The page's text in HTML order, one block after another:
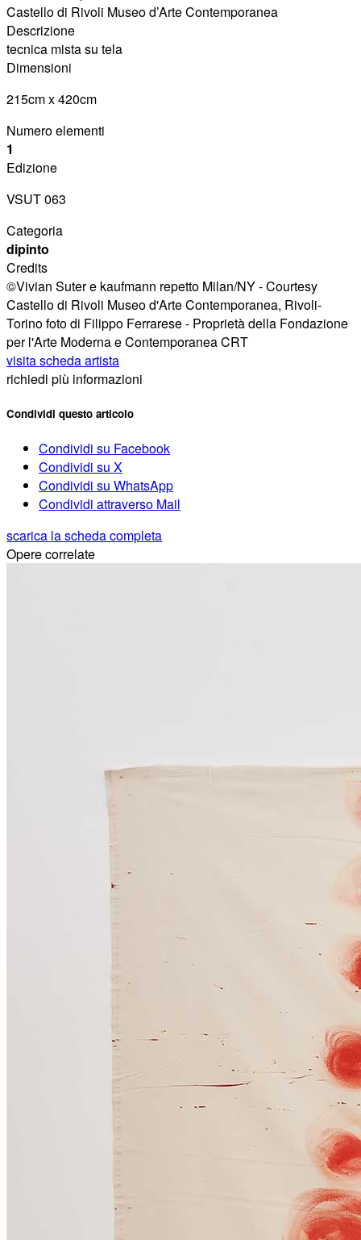
Castello di Rivoli Museo d’Arte Contemporanea
Descrizione
tecnica mista su tela
Dimensioni
215cm x 420cm
Numero elementi
1
Edizione
VSUT 063
Categoria
dipinto
Credits
©Vivian Suter e kaufmann repetto Milan/NY - Courtesy
Castello di Rivoli Museo d'Arte Contemporanea, Rivoli-
Torino foto di Filippo Ferrarese - Proprietà della Fondazione
per l'Arte Moderna e Contemporanea CRT
visita scheda artista
richiedi più informazioni
Condividi questo articolo
Condividi su Facebook
Condividi su X
Condividi su WhatsApp
Condividi attraverso Mail
scarica la scheda completa
Opere correlate